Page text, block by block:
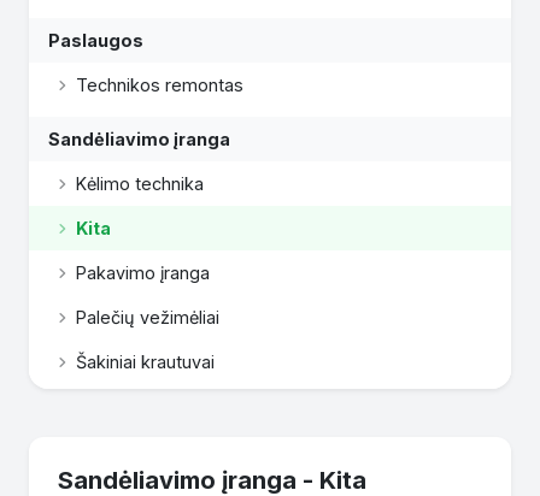
Paslaugos
Technikos remontas
Sandėliavimo įranga
Kėlimo technika
Kita
Pakavimo įranga
Palečių vežimėliai
Šakiniai krautuvai
Sandėliavimo įranga - Kita